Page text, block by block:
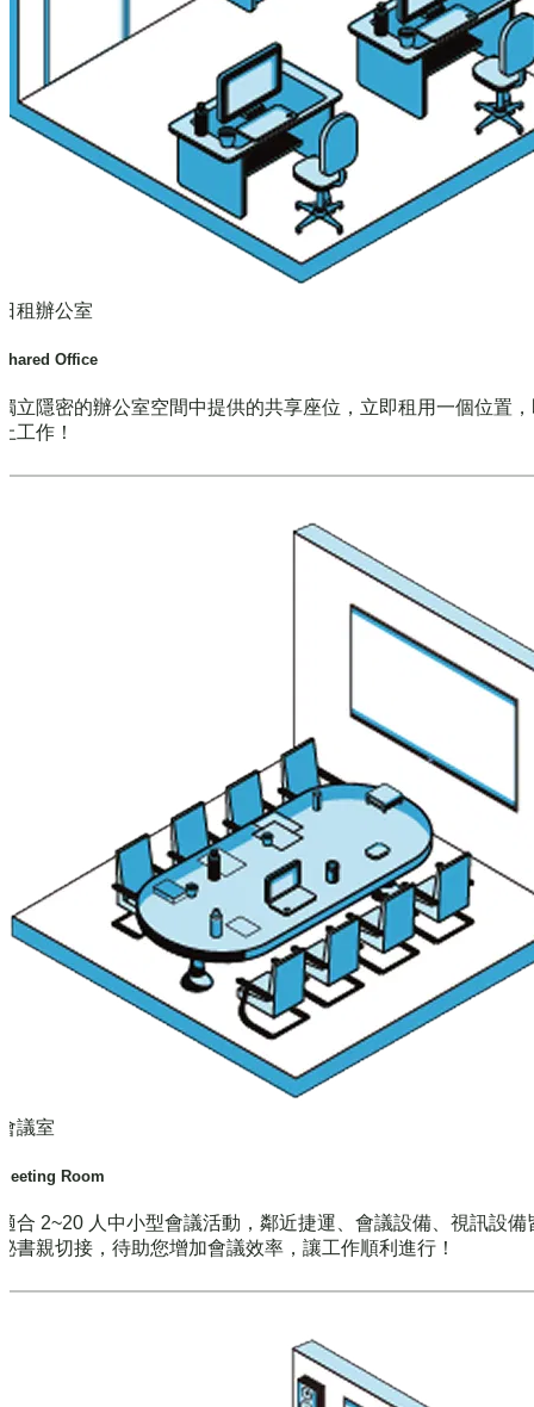
租辦公室
Office
立隱密的辦公室空間中提供的共享座位，立即租用一個位置
工作！
議室
Room
合 2~20 人中小型會議活動，鄰近捷運、會議設備、視訊設備
書親切接，待助您增加會議效率，讓工作順利進行！